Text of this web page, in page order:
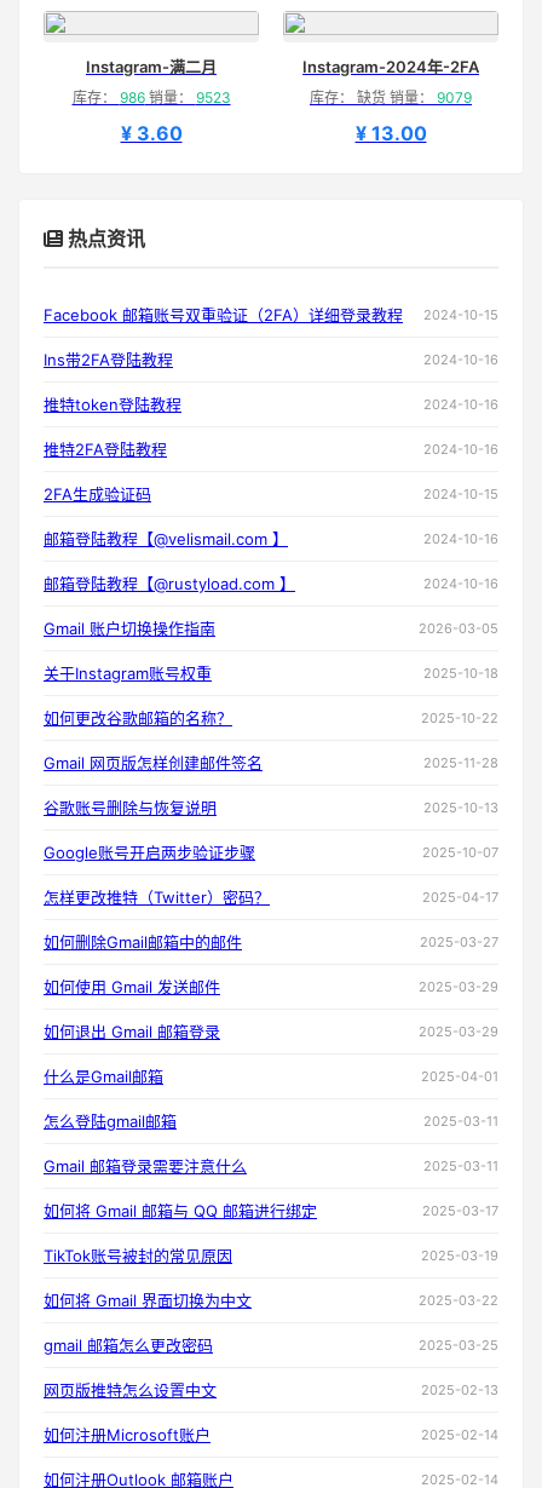
Instagram-满二月
库存： 986销量： 9523
¥ 3.60
Instagram-2024年-2FA
库存： 缺货 销量： 9079
¥ 13.00
热点资讯
Facebook 邮箱账号双重验证（2FA）详细登录教程 2024-10-15
Ins带2FA登陆教程 2024-10-16
推特token登陆教程 2024-10-16
推特2FA登陆教程 2024-10-16
2FA生成验证码 2024-10-15
邮箱登陆教程【@velismail.com 】 2024-10-16
邮箱登陆教程【@rustyload.com 】 2024-10-16
Gmail 账户切换操作指南 2026-03-05
关于Instagram账号权重 2025-10-18
如何更改谷歌邮箱的名称？ 2025-10-22
Gmail 网页版怎样创建邮件签名 2025-11-28
谷歌账号删除与恢复说明 2025-10-13
Google账号开启两步验证步骤 2025-10-07
怎样更改推特（Twitter）密码？ 2025-04-17
如何删除Gmail邮箱中的邮件 2025-03-27
如何使用 Gmail 发送邮件 2025-03-29
如何退出 Gmail 邮箱登录 2025-03-29
什么是Gmail邮箱 2025-04-01
怎么登陆gmail邮箱 2025-03-11
Gmail 邮箱登录需要注意什么 2025-03-11
如何将 Gmail 邮箱与 QQ 邮箱进行绑定 2025-03-17
TikTok账号被封的常见原因 2025-03-19
如何将 Gmail 界面切换为中文 2025-03-22
gmail 邮箱怎么更改密码 2025-03-25
网页版推特怎么设置中文 2025-02-13
如何注册Microsoft账户 2025-02-14
如何注册Outlook 邮箱账户 2025-02-14